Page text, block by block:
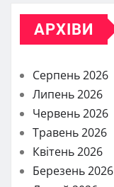
АРХІВИ
Серпень 2026
Липень 2026
Червень 2026
Травень 2026
Квітень 2026
Березень 2026